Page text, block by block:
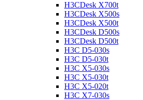
H3CDesk X700t
H3CDesk X500s
H3CDesk X500t
H3CDesk D500s
H3CDesk D500t
H3C D5-030s
H3C D5-030t
H3C X5-030s
H3C X5-030t
H3C X5-020t
H3C X7-030s